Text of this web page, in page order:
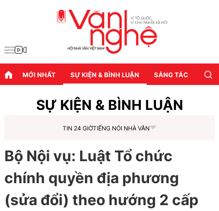
MỚI NHẤT SỰ KIỆN & BÌNH LUẬN SÁNG TÁC
SỰ KIỆN & BÌNH LUẬN
TIN 24 GIỜTIẾNG NÓI NHÀ VĂN
Bộ Nội vụ: Luật Tổ chức
chính quyền địa phương
(sửa đổi) theo hướng 2 cấp